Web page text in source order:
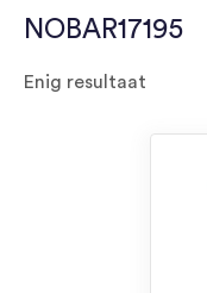
NOBAR17195
Enig resultaat